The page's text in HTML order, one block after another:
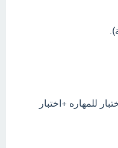
للمهاره +اختبار